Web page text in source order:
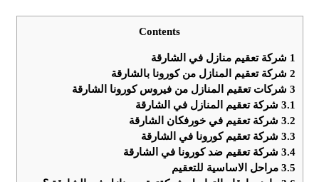
Contents
1 شركة تعقيم منازل في الشارقة
2 شركة تعقيم المنازل من كورونا بالشارقة
3 شركات تعقيم المنازل من فيروس كورونا الشارقة
3.1 شركة تعقيم المنازل في الشارقة
3.2 شركة تعقيم في خورفكان الشارقة
3.3 شركة تعقيم كورونا في الشارقة
3.4 شركة تعقيم ضد كورونا في الشارقة
3.5 مراحل الاساسية للتعقيم